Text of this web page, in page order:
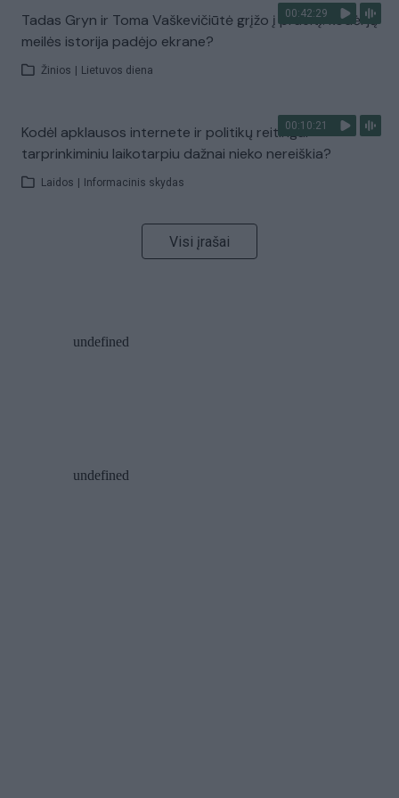
00:42:29
Tadas Gryn ir Toma Vaškevičiūtė grįžo į praeitį: kodėl jų
meilės istorija padėjo ekrane?
Žinios Lietuvos diena
00:10:21
Kodėl apklausos internete ir politikų reitingai
tarprinkiminiu laikotarpiu dažnai nieko nereiškia?
Laidos Informacinis skydas
Visi įrašai